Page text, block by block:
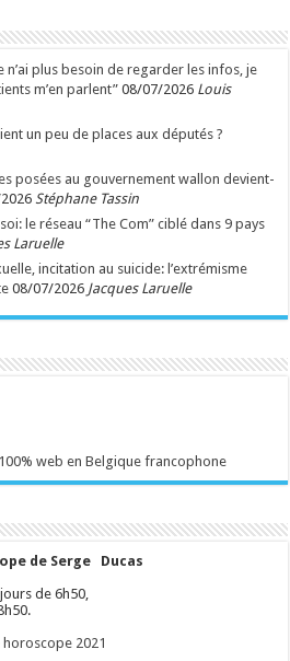
n’ai plus besoin de regarder les infos, je
m’en parlent” 08/07/2026 Louis
un peu de places aux députés ?
posées au gouvernement wallon devient-
Stéphane Tassin
le réseau “The Com” ciblé dans 9 pays
Laruelle
incitation au suicide: l’extrémisme
08/07/2026 Jacques Laruelle
web en Belgique francophone
de Serge Ducas
de 6h50,
2021